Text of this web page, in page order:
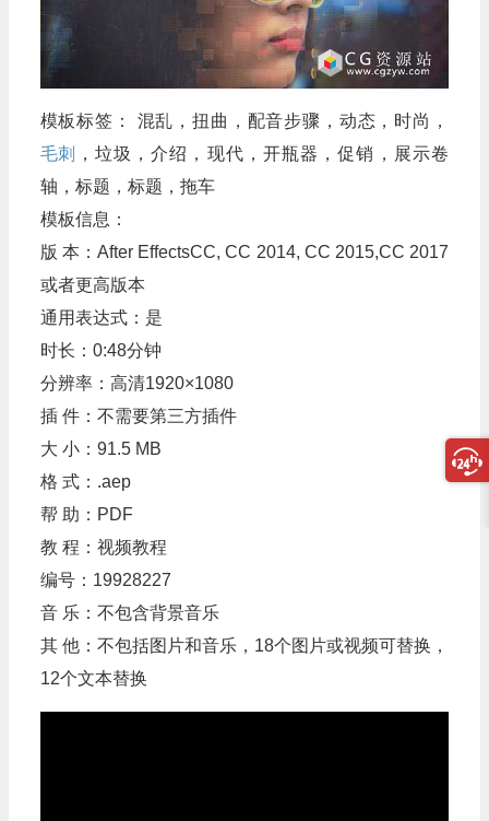
模板标签： 混乱，扭曲，配音步骤，动态，时尚，
毛刺
，垃圾，介绍，现代，开瓶器，促销，展示卷
轴，标题，标题，拖车
模板信息：
版 本：After EffectsCC, CC 2014, CC 2015,CC 2017
或者更高版本
通用表达式：是
时长：0:48分钟
分辨率：高清1920×1080
插 件：不需要第三方插件
大 小：91.5 MB
格 式：.aep
帮 助：PDF
教 程：视频教程
编号：19928227
音 乐：不包含背景音乐
其 他：不包括图片和音乐，18个图片或视频可替换，
12个文本替换